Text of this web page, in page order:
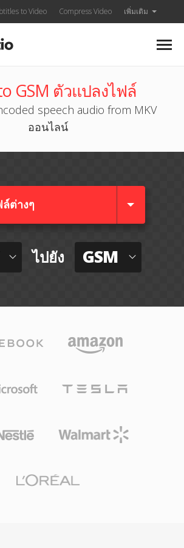
to Video Compress Video เพิ่มเติม
GSM ตัวแปลงไฟล์
speech audio from MKV
ออนไลน์
ล์ต่างๆ​
ไปยัง GSM